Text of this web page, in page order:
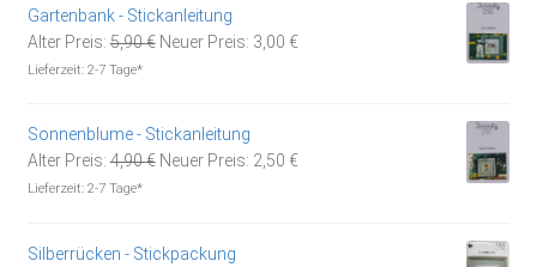
Gartenbank - Stickanleitung
Alter Preis: 5,90€ Ursprünglicher
Neuer Preis: 3,00 €Aktueller
Lieferzeit: 2-7 Tage*
Sonnenblume - Stickanleitung
Alter Preis: 4,90€ Ursprünglicher
Neuer Preis: 2,50 €Aktueller
Lieferzeit: 2-7 Tage*
Silberrücken - Stickpackung